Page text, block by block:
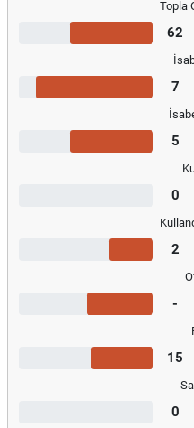
Topla
62
7
5
0
2
-
15
0